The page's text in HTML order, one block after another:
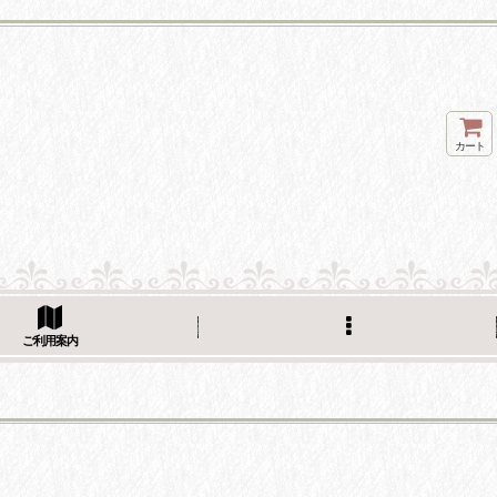
カート
ご利用案内